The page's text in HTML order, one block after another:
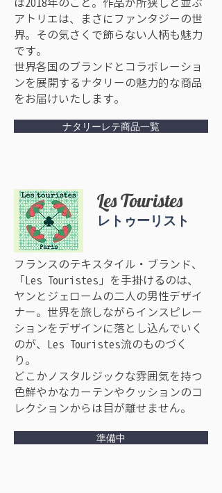
アトリエは、まさにファンタジーの世
界。その気さくで飾らない人柄も魅力
です。
世界各国のブランドとコラボレーショ
ンを展開するナタリーの魅力的な商品
をお届けいたします。
ナタリーレテ商品一覧
Les Touristes
​レトゥーリスト
フランスのテキスタイル・ブランド、
「Les Touristes」を手掛けるのは、
ヤンとジェロームの二人の男性デザイ
ナー。世界を旅しながらインスピレー
ションをデザインに落とし込んでいく
のが、Les Touristes流のものづく
り。
どこかノスタルジックな雰囲気を持つ
色鮮やかなカーテンやクッションのコ
レクションからは目が離せません。
準備中